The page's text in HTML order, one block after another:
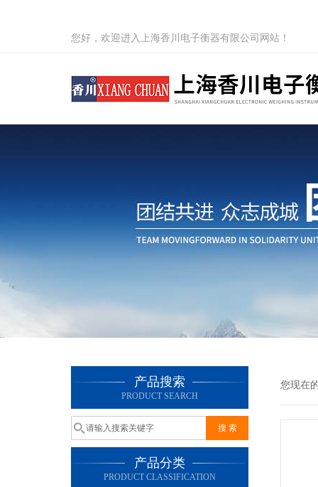
您好，欢迎进入上海香川电子衡器有限公司网站！
产品搜索
PRODUCT SEARCH
产品分类
PRODUCT CLASSIFICATION
您现在